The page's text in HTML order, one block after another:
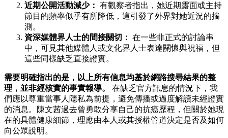
近期公開活動減少： 有觀察者指出，她近期露面或主持
節目的頻率似乎有所降低，這引發了外界對她近況的揣
測。
資深媒體界人士的間接關切： 在一些非正式的討論串
中，可見其他媒體人或文化界人士表達關懷與祝福，但
這些同樣缺乏直接證實。
需要明確指出的是，以上所有信息均基於網路搜尋結果的整
理，並非經核實的事實報導。
在缺乏官方訊息的情況下，我
們應以尊重當事人隱私為前提，避免傳播或過度解讀未經證實
的消息。陳文茜過去曾勇敢分享自己的抗癌歷程，但關於她現
在的具體健康細節，理應由本人或其授權管道決定是否及如何
向公眾說明。